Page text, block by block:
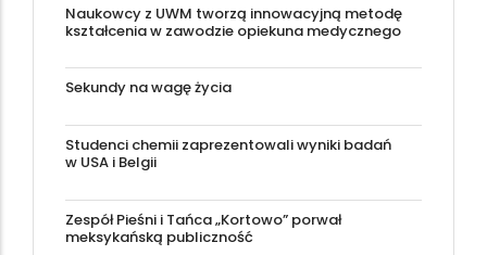
Naukowcy z UWM tworzą innowacyjną metodę
kształcenia w zawodzie opiekuna medycznego
Sekundy na wagę życia
Studenci chemii zaprezentowali wyniki badań
w USA i Belgii
Zespół Pieśni i Tańca „Kortowo” porwał
meksykańską publiczność